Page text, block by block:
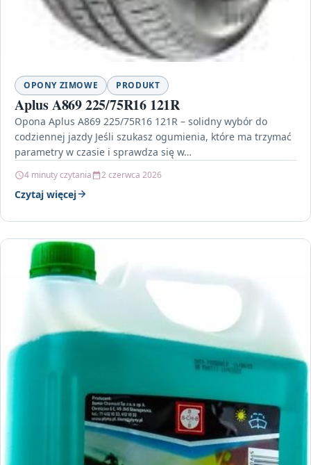
OPONY ZIMOWE PRODUKT
Aplus A869 225/75R16 121R
Opona Aplus A869 225/75R16 121R – solidny wybór do
codziennej jazdy Jeśli szukasz ogumienia, które ma trzymać
parametry w czasie i sprawdza się w…
4 minuty czytania 2 czerwca 2026
Czytaj więcej